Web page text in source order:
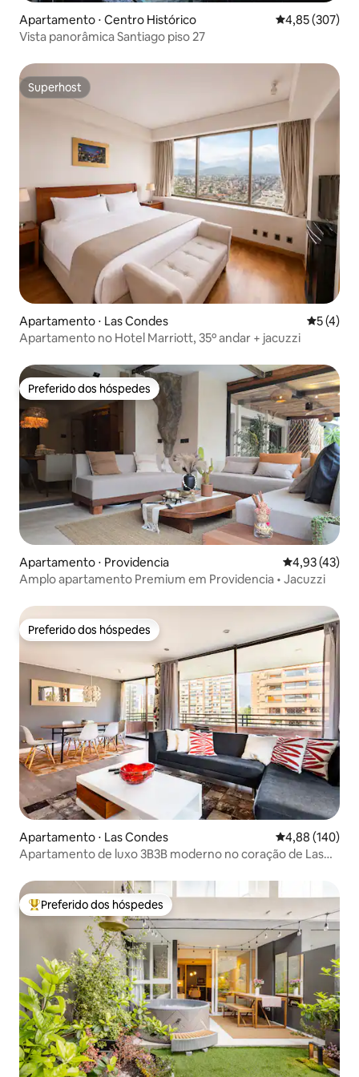
Apartamento ⋅ Centro Histórico 4,85 de uma
4,85 (307)
Vista panorâmica Santiago piso 27
Superhost
Superhost
Apartamento ⋅ Las Condes 5 de
5 (4)
Apartamento no Hotel Marriott, 35º andar + jacuzzi
Preferido dos hóspedes
Preferido dos hóspedes
Apartamento ⋅ Providencia 4,93 de uma
4,93 (43)
Amplo apartamento Premium em Providencia • Jacuzzi
Preferido dos hóspedes
Preferido dos hóspedes
Apartamento ⋅ Las Condes 4,88 de uma
4,88 (140)
Apartamento de luxo 3B3B moderno no coração de Las
Entre os melhores preferidos dos hóspedes
Preferido dos hóspedes